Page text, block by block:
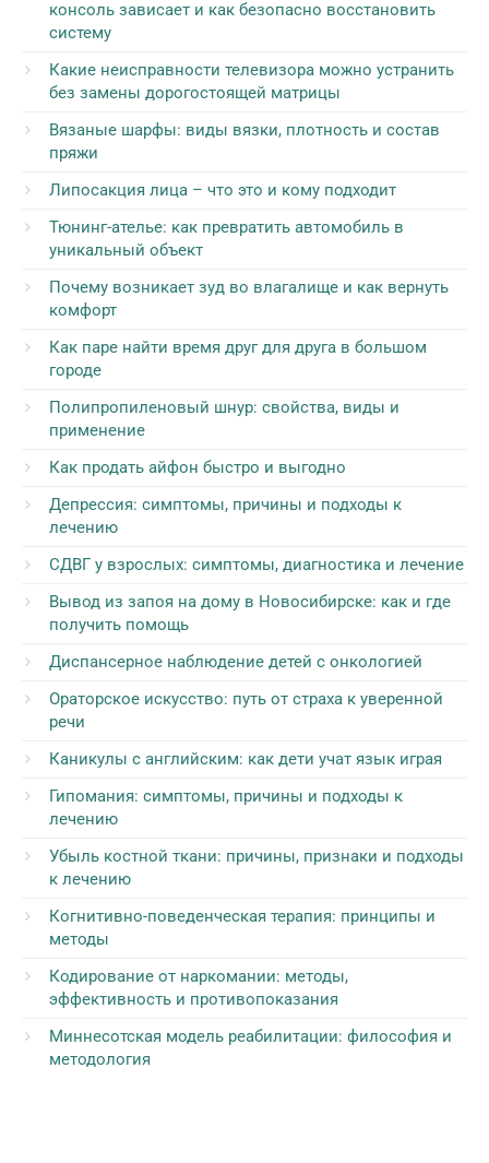
консоль зависает и как безопасно восстановить
систему
Какие неисправности телевизора можно устранить
без замены дорогостоящей матрицы
Вязаные шарфы: виды вязки, плотность и состав
пряжи
Липосакция лица – что это и кому подходит
Тюнинг-ателье: как превратить автомобиль в
уникальный объект
Почему возникает зуд во влагалище и как вернуть
комфорт
Как паре найти время друг для друга в большом
городе
Полипропиленовый шнур: свойства, виды и
применение
Как продать айфон быстро и выгодно
Депрессия: симптомы, причины и подходы к
лечению
СДВГ у взрослых: симптомы, диагностика и лечение
Вывод из запоя на дому в Новосибирске: как и где
получить помощь
Диспансерное наблюдение детей с онкологией
Ораторское искусство: путь от страха к уверенной
речи
Каникулы с английским: как дети учат язык играя
Гипомания: симптомы, причины и подходы к
лечению
Убыль костной ткани: причины, признаки и подходы
к лечению
Когнитивно-поведенческая терапия: принципы и
методы
Кодирование от наркомании: методы,
эффективность и противопоказания
Миннесотская модель реабилитации: философия и
методология